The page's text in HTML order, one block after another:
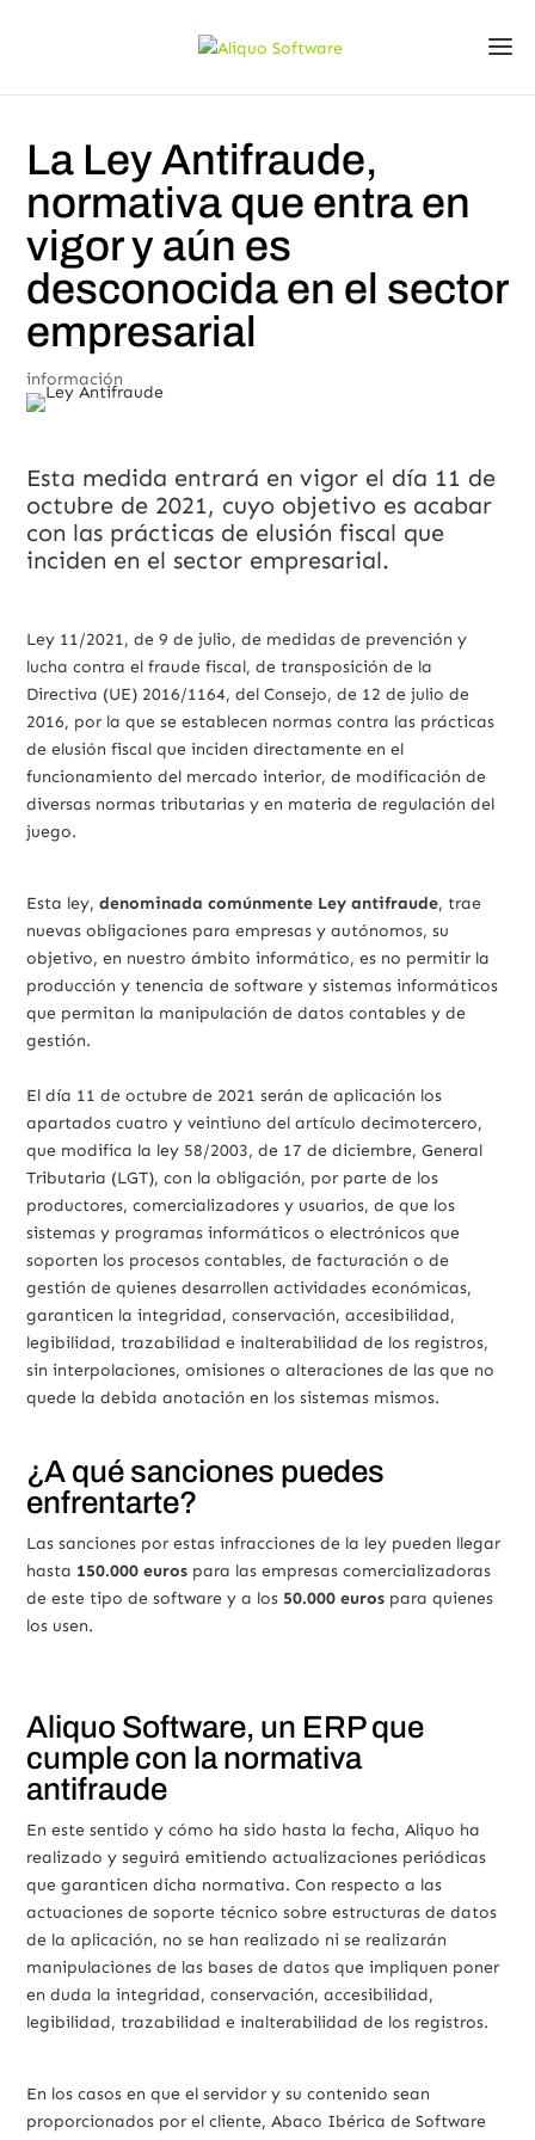
La Ley Antifraude,
normativa que entra en
vigor y aún es
desconocida en el sector
empresarial
información
Esta medida entrará en vigor el día 11 de
octubre de 2021, cuyo objetivo es acabar
con las prácticas de elusión fiscal que
inciden en el sector empresarial.
Ley 11/2021, de 9 de julio, de medidas de prevención y
lucha contra el fraude fiscal, de transposición de la
Directiva (UE) 2016/1164, del Consejo, de 12 de julio de
2016, por la que se establecen normas contra las prácticas
de elusión fiscal que inciden directamente en el
funcionamiento del mercado interior, de modificación de
diversas normas tributarias y en materia de regulación del
juego.
Esta ley,denominada comúnmente Ley antifraude, trae
nuevas obligaciones para empresas y autónomos, su
objetivo, en nuestro ámbito informático, es no permitir la
producción y tenencia de software y sistemas informáticos
que permitan la manipulación de datos contables y de
gestión.
El día 11 de octubre de 2021 serán de aplicación los
apartados cuatro y veintiuno del artículo decimotercero,
que modifica la ley 58/2003, de 17 de diciembre, General
Tributaria (LGT), con la obligación, por parte de los
productores, comercializadores y usuarios, de que los
sistemas y programas informáticos o electrónicos que
soporten los procesos contables, de facturación o de
gestión de quienes desarrollen actividades económicas,
garanticen la integridad, conservación, accesibilidad,
legibilidad, trazabilidad e inalterabilidad de los registros,
sin interpolaciones, omisiones o alteraciones de las que no
quede la debida anotación en los sistemas mismos.
¿A qué sanciones puedes
enfrentarte?
Las sanciones por estas infracciones de la ley pueden llegar
hasta 150.000 euros para las empresas comercializadoras
de este tipo de software y a los 50.000 euros para quienes
los usen.
Aliquo Software, un ERP que
cumple con la normativa
antifraude
En este sentido y cómo ha sido hasta la fecha, Aliquo ha
realizado y seguirá emitiendo actualizaciones periódicas
que garanticen dicha normativa. Con respecto a las
actuaciones de soporte técnico sobre estructuras de datos
de la aplicación, no se han realizado ni se realizarán
manipulaciones de las bases de datos que impliquen poner
en duda la integridad, conservación, accesibilidad,
legibilidad, trazabilidad e inalterabilidad de los registros.
En los casos en que el servidor y su contenido sean
proporcionados por el cliente, Abaco Ibérica de Software